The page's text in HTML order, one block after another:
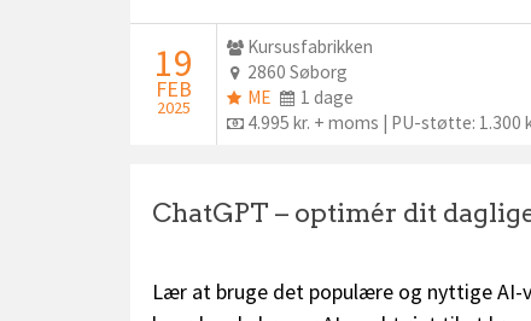
STARTDATO:
19
FEB
2025
Udbyder:
Kursusfabrikken
Sted:
2860 Søborg
ME
plus:
ME
Dage:
1 dage
Pris:4.995 kr. + moms | PU-støtte: 1.300
ChatGPT – optimér dit
Lær at bruge det populære og nyttige AI-